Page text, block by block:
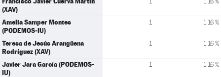
(XAV)
Amelia Samper Montes
(PODEMOS-IU)
1 1,16 %
Teresa de Jesús Arangüena
Rodríguez (XAV)
1 1,16 %
Javier Jara García (PODEMOS-
IU)
1 1,16 %